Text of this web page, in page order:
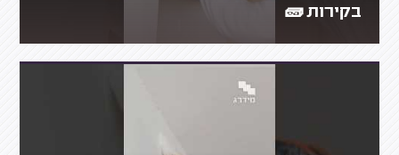
בקירות 🧱